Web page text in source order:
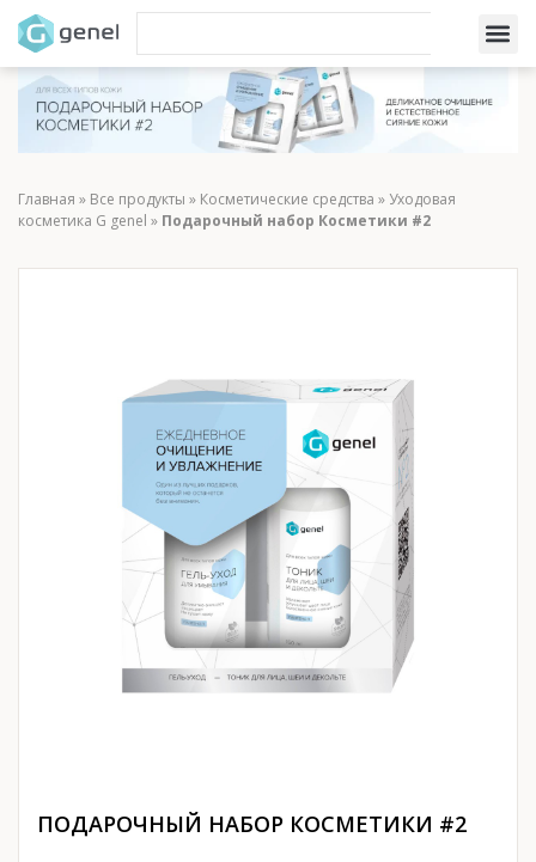
Главная » Все продукты » Косметические средства » Уходовая
косметика G genel » Подарочный набор Косметики #2
ПОДАРОЧНЫЙ НАБОР КОСМЕТИКИ #2